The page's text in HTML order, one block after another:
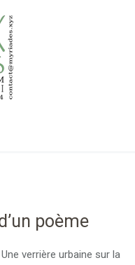
poème
verrière urbaine sur la